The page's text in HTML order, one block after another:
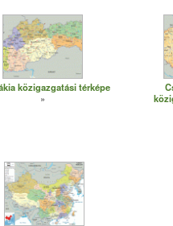
közigazgatási térképe